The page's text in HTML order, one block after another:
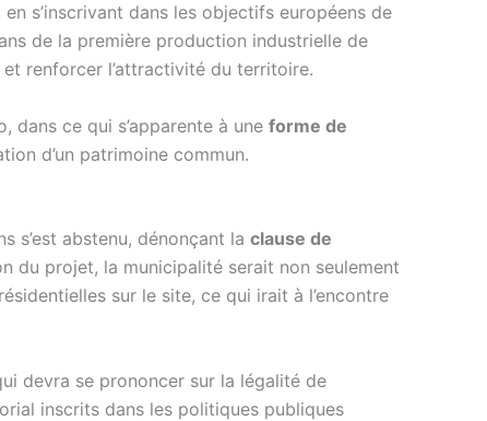
en s’inscrivant dans les objectifs européens de
de la première production industrielle de
renforcer l’attractivité du territoire.
ce qui s’apparente à une forme de
d’un patrimoine commun.
s’est abstenu, dénonçant la clause de
du projet, la municipalité serait non seulement
sur le site, ce qui irait à l’encontre
devra se prononcer sur la légalité de
inscrits dans les politiques publiques